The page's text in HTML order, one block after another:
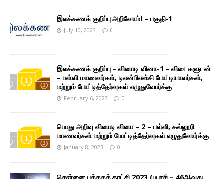
இலக்கணக் குறிப்பு அறிவோம்! – பகுதி-1
July 10, 2023 0
இலக்கணக் குறிப்பு – வினாடி வினா-1 – விடைகளுடன்
– பள்ளி மாணவர்கள், டிஎன்பிஎஸ்சி போட்டியாளர்கள்,
மற்றும் போட்டித்தேர்வுகள் எழுதுவோர்க்கு
February 6, 2023 0
பொது அறிவு வினாடி வினா – 2 – பள்ளி, கல்லூரி
மாணவர்கள் மற்றும் போட்டித்தேர்வுகள் எழுதுவோர்க்கு
January 8, 2023 0
சென்னை புத்தகக் காட்சி 2023 (பபாசி – 46ஆவது